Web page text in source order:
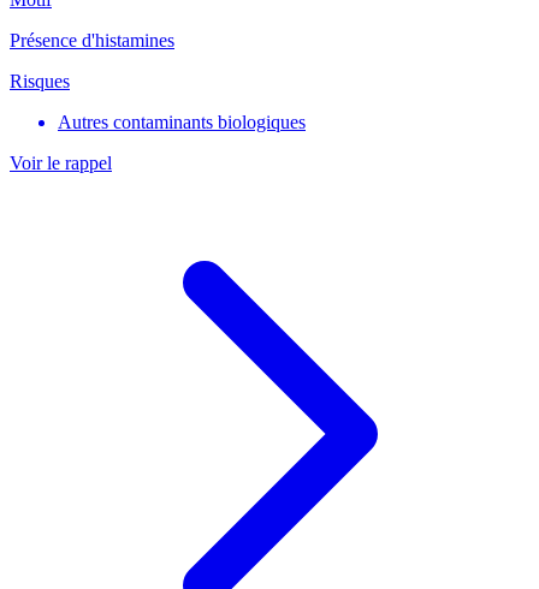
Présence d'histamines
Risques
Autres contaminants biologiques
Voir le rappel